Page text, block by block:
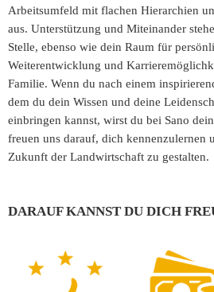
Arbeitsumfeld mit flachen Hierarchien
aus. Unterstützung und Miteinander
Stelle, ebenso wie dein Raum für
Weiterentwicklung und
Familie. Wenn du nach einem
dem du dein Wissen und deine
einbringen kannst, wirst du bei Sano
freuen uns darauf, dich kennenzulernen
Zukunft der Landwirtschaft zu gestalten.
DARAUF KANNST DU DICH